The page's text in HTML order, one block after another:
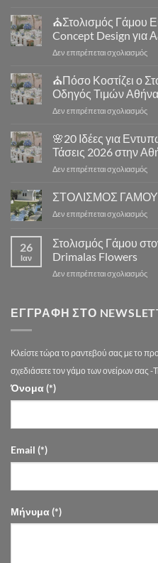
–
|
⛪Στολισμός Γάμου
Concept Design για
Δεν επιτρέπεται σχολιασμόςστο
10
⛪Πόσο Κοστίζει ο
Οδηγός Τιμών Αθήνα
Δεν επιτρέπεται σχολιασμόςστο
ο
–
🌸20 Ιδέες για
Τάσεις 2026 στην
Δεν επιτρέπεται σχολιασμόςστο
20
για
ΣΤΟΛΙΣΜΟΣ ΓΑΜΟΥ
Δεν επιτρέπεται σχολιασμόςστο
–
26
Ιαν
Στολισμός Γάμου
Drimalas Flowers
Δεν επιτρέπεται σχολιασμόςστο
ΕΓΓΡΑΦΉ ΣΤΟ
Κλείστε τώρα το ραντεβού σας με το
σχεδιάσετε τον γάμο των ονείρων σας
Όνομα (*)
Email (*)
Μήνυμα (*)